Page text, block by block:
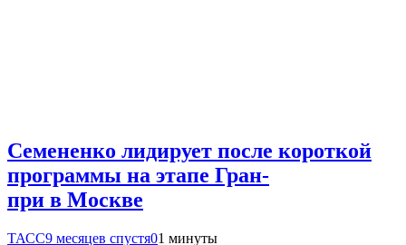
Семененко лидирует после короткой
программы на этапе Гран-
при в Москве
ТАСС9 месяцев спустя01 минуты